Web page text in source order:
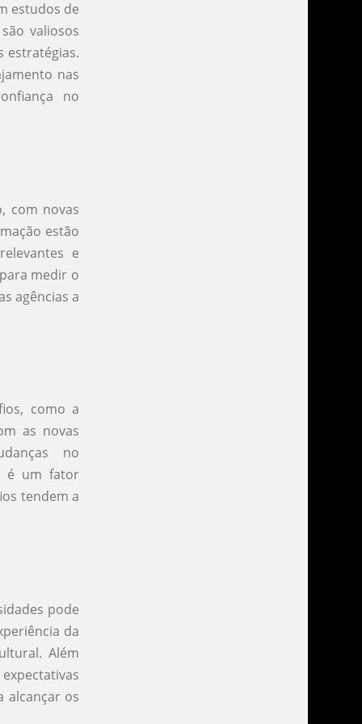
estudos de
valiosos
estratégias.
nas
no
com novas
estão
e
medir o
agências a
como a
as novas
no
é um fator
tendem a
pode
da
Além
alcançar os